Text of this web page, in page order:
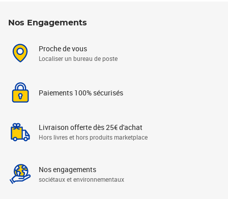
Nos Engagements
Proche de vous
Localiser un bureau de poste
Paiements 100% sécurisés
Livraison offerte dès 25€ d'achat
Hors livres et hors produits marketplace
Nos engagements
sociétaux et environnementaux